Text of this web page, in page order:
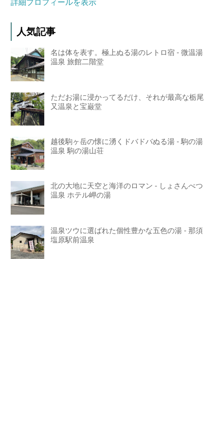
詳細プロフィールを表示
人気記事
名は体を表す。極上ぬる湯のレトロ宿 - 微温湯
温泉 旅館二階堂
ただお湯に浸かってるだけ、それが最高な栃尾
又温泉と宝巌堂
越後駒ヶ岳の懐に湧くドバドバぬる湯 - 駒の湯
温泉 駒の湯山荘
北の大地に天空と海洋のロマン - しょさんべつ
温泉 ホテル岬の湯
温泉ツウに選ばれた個性豊かな五色の湯 - 那須
塩原駅前温泉